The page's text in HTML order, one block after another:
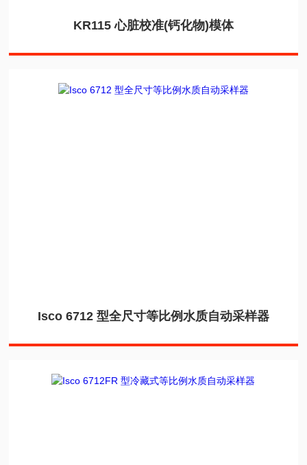
KR115 心脏校准(钙化物)模体
Isco 6712 型全尺寸等比例水质自动采样器